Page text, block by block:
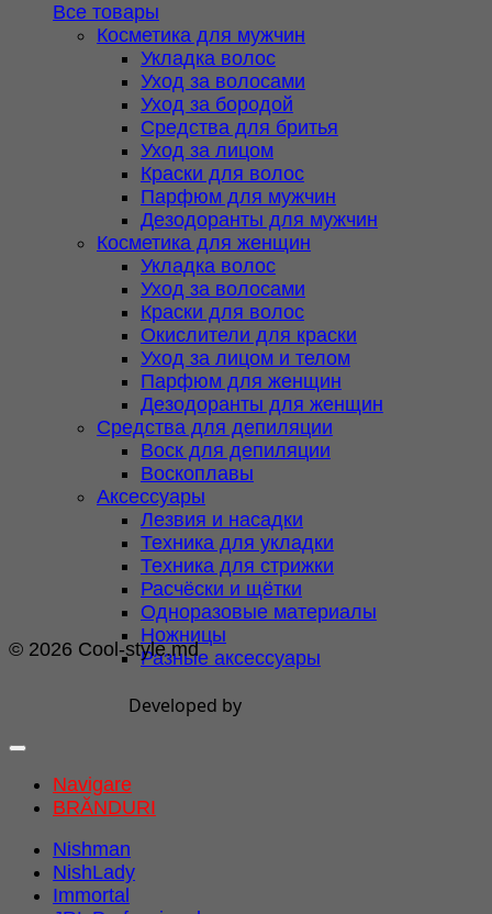
Все товары
Косметика для мужчин
Укладка волос
Уход за волосами
Уход за бородой
Средства для бритья
Уход за лицом
Краски для волос
Парфюм для мужчин
Дезодоранты для мужчин
Косметика для женщин
Укладка волос
Уход за волосами
Краски для волос
Окислители для краски
Уход за лицом и телом
Парфюм для женщин
Дезодоранты для женщин
Средства для депиляции
Воск для депиляции
Воскоплавы
Аксессуары
Лезвия и насадки
Техника для укладки
Техника для стрижки
Расчёски и щётки
Одноразовые материалы
Ножницы
Разные аксессуары
© 2026 Cool-style.md
Developed by
Navigare
BRĂNDURI
Nishman
NishLady
Immortal